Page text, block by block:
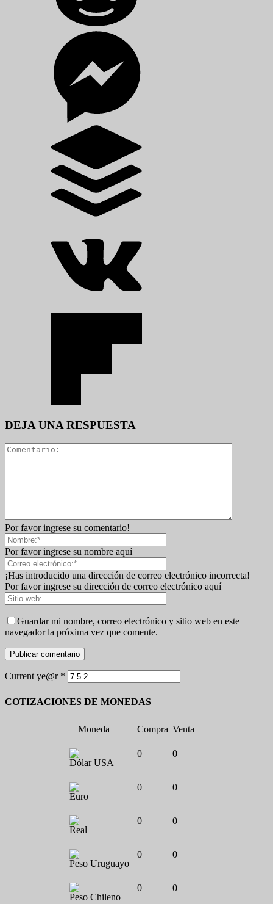
DEJA UNA RESPUESTA
Por favor ingrese su comentario!
Por favor ingrese su nombre aquí
¡Has introducido una dirección de correo electrónico incorrecta!
Por favor ingrese su dirección de correo electrónico aquí
Guardar mi nombre, correo electrónico y sitio web en este
navegador la próxima vez que comente.
Current ye@r *
COTIZACIONES DE MONEDAS
Moneda Compra Venta
Dólar USA
0 0
Euro
0 0
Real
0 0
Peso Uruguayo
0 0
Peso Chileno
0 0